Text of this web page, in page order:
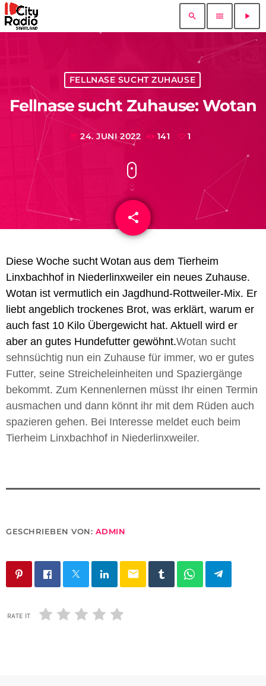
search menu play_arrow
FELLNASE SUCHT ZUHAUSE
Fellnase sucht Zuhause: Wotan
today 24. JUNI 2022 141 1
share
email
Diese Woche sucht Wotan aus dem Tierheim
Linxbachhof in Niederlinxweiler ein neues Zuhause.
Wotan ist vermutlich ein Jagdhund-Rottweiler-Mix. Er
liebt angeblich trockenes Brot, was erklärt, warum er
auch fast 10 Kilo Übergewicht hat. Aktuell wird er
aber an gutes Hundefutter gewöhnt.Wotan sucht
sehnsüchtig nun ein Zuhause für immer, wo er gutes
Futter, seine Streicheleinheiten und Spaziergänge
bekommt. Zum Kennenlernen müsst Ihr einen Termin
ausmachen und dann könnt ihr mit dem Rüden auch
spazieren gehen. Bei Interesse meldet euch beim
Tierheim Linxbachhof in Niederlinxweiler.
GESCHRIEBEN VON: ADMIN
email
RATE IT